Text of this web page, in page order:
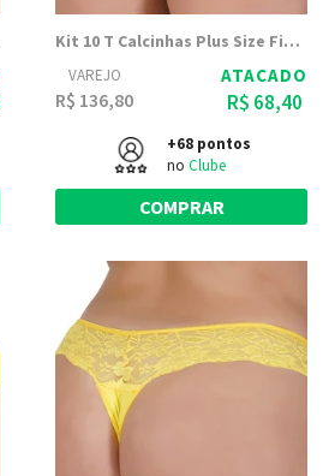
Kit 10 T Calcinhas Plus Size Fio Dental Duplo Natália - Dily Modas
VAREJO
R$ 136,80
ATACADO
R$ 68,40
+68 pontos
no Clube
COMPRAR